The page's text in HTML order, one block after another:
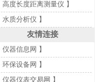
高度长度距离测量仪 】
水质分析仪 】
友情连接
仪器信息网 】
环保设备网 】
仪器仪表交易网 】